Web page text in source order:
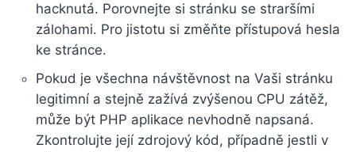
hacknutá. Porovnejte si stránku se straršími
zálohami. Pro jistotu si změňte přístupová hesla
ke stránce.
Pokud je všechna návštěvnost na Vaši stránku
legitimní a stejně zažívá zvýšenou CPU zátěž,
může být PHP aplikace nevhodně napsaná.
Zkontrolujte její zdrojový kód, případně jestli v